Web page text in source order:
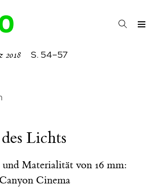
2018 S. 54–57
Lichts
Materialität von 16 mm:
Cinema